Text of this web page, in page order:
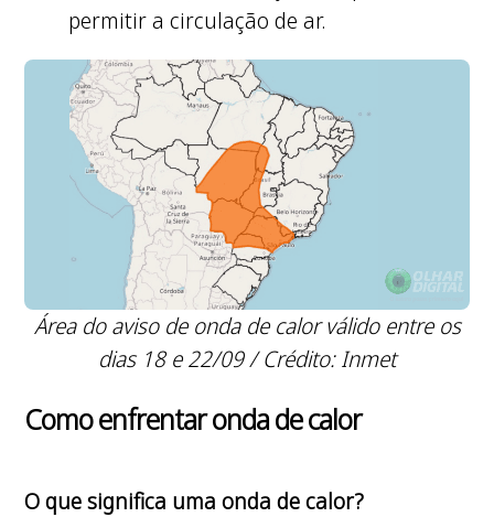
permitir a circulação de ar.
Área do aviso de onda de calor válido entre os
dias 18 e 22/09 / Crédito: Inmet
Como enfrentar onda de calor
O que significa uma onda de calor?